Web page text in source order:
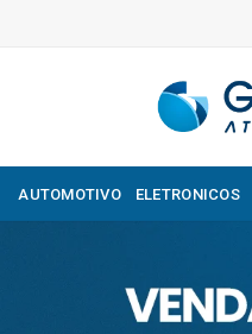
AUTOMOTIVO ELETRONICOS